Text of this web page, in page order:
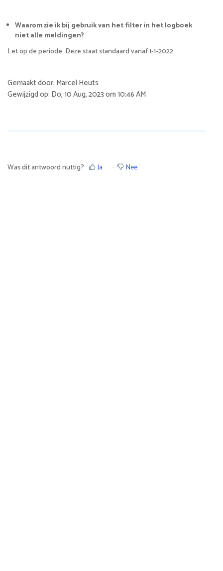
Waarom zie ik bij gebruik van het filter in het logboek
niet alle meldingen?
Let op de periode. Deze staat standaard vanaf 1-1-2022.
Gemaakt door: Marcel Heuts
Gewijzigd op: Do, 10 Aug, 2023 om 10:46 AM
Was dit antwoord nuttig? Ja Nee